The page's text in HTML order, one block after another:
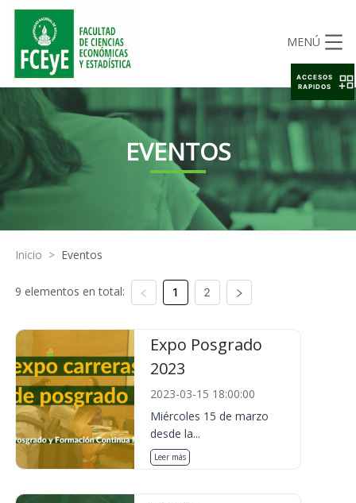
MENÚ
EVENTOS
Inicio > Eventos
9 elementos en total: 1 2
Expo Posgrado
2023
2023-03-15 18:00:00
Miércoles 15 de marzo
desde la...
Leer más
ACCESOS
RAPIDOS